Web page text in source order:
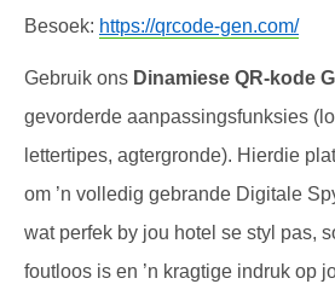
Besoek: https://qrcode-gen.com/
Gebruik ons Dinamiese QR-kode
gevorderde aanpassingsfunksies
lettertipes, agtergronde). Hierdie
om ’n volledig gebrande Digitale
wat perfek by jou hotel se styl pas,
foutloos is en ’n kragtige indruk op